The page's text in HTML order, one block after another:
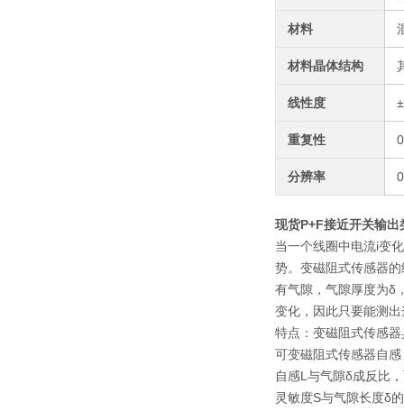
材料
材料晶体结构
线性度
重复性
分辨率
现货P+F接近开关输
当一个线圈中电流i变
势。变磁阻式传感器
有气隙，气隙厚度为δ
变化，因此只要能测
特点：变磁阻式传感
可变磁阻式传感器自感
自感L与气隙δ成反比
灵敏度S与气隙长度δ